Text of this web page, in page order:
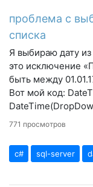
проблема с
списка
Я выбираю дату
это исключение
быть между
Вот мой код:
771 просмотров
c# sql-server